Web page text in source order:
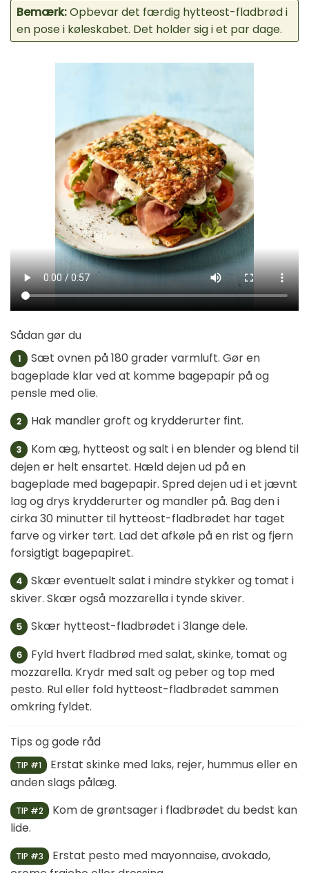
Bemærk:Opbevar det færdig hytteost-fladbrød i
en pose i køleskabet. Det holder sig i et par dage.
Sådan gør du
1
Sæt ovnen på 180 grader varmluft. Gør en
bageplade klar ved at komme bagepapir på og
pensle med olie.
2 Hak mandler groft og krydderurter fint.
3
Kom æg, hytteost og salt i en blender og blend til
dejen er helt ensartet. Hæld dejen ud på en
bageplade med bagepapir. Spred dejen ud i et jævnt
lag og drys krydderurter og mandler på. Bag den i
cirka 30 minutter til hytteost-fladbrødet har taget
farve og virker tørt. Lad det afkøle på en rist og fjern
forsigtigt bagepapiret.
4
Skær eventuelt salat i mindre stykker og tomat i
skiver. Skær også mozzarella i tynde skiver.
5 Skær hytteost-fladbrødet i 3lange dele.
6
Fyld hvert fladbrød med salat, skinke, tomat og
mozzarella. Krydr med salt og peber og top med
pesto. Rul eller fold hytteost-fladbrødet sammen
omkring fyldet.
Tips og gode råd
TIP #1
Erstat skinke med laks, rejer, hummus eller en
anden slags pålæg.
TIP #2
Kom de grøntsager i fladbrødet du bedst kan
lide.
TIP #3
Erstat pesto med mayonnaise, avokado,